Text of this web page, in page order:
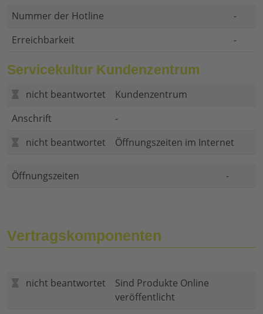
Nummer der Hotline
-
Erreichbarkeit
-
Servicekultur Kundenzentrum
nicht beantwortet
Kundenzentrum
Anschrift
-
nicht beantwortet
Öffnungszeiten im Internet
Öffnungszeiten -
Vertragskomponenten
nicht beantwortet
Sind Produkte Online
veröffentlicht